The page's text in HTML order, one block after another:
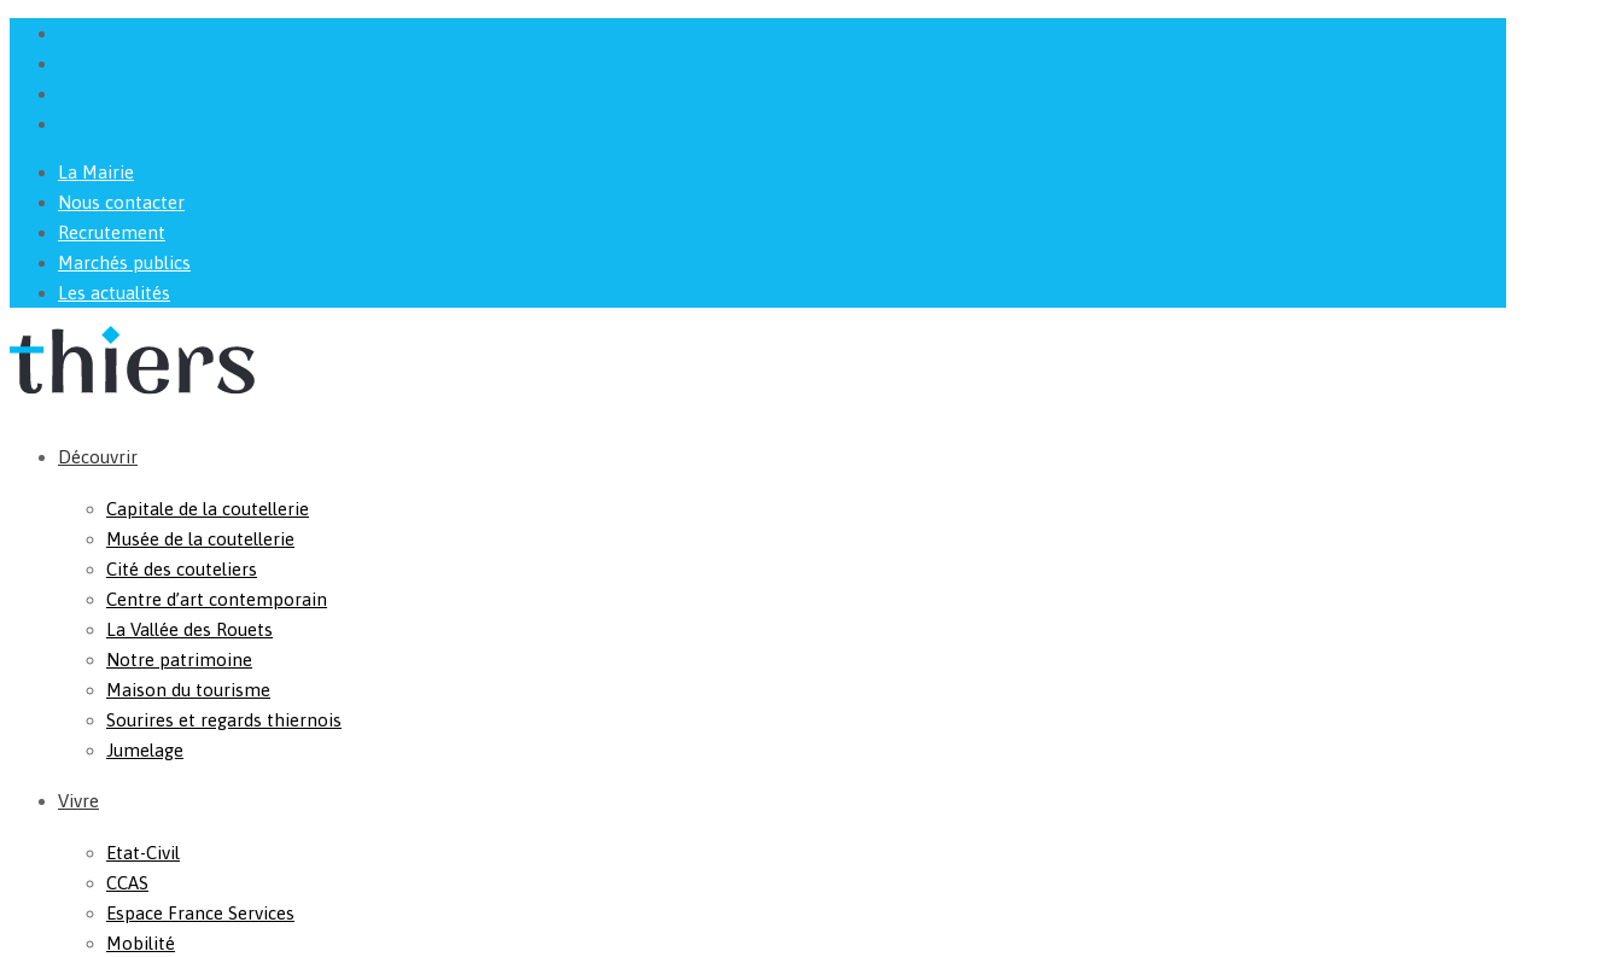
La Mairie
Nous contacter
Recrutement
Marchés publics
Les actualités
Découvrir
Capitale de la coutellerie
Musée de la coutellerie
Cité des couteliers
Centre d’art contemporain
La Vallée des Rouets
Notre patrimoine
Maison du tourisme
Sourires et regards thiernois
Jumelage
Vivre
Etat-Civil
CCAS
Espace France Services
Mobilité